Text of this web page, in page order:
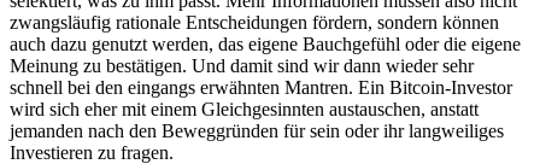
zwangsläufig rationale Entscheidungen fördern, sondern können
auch dazu genutzt werden, das eigene Bauchgefühl oder die eigene
Meinung zu bestätigen. Und damit sind wir dann wieder sehr
schnell bei den eingangs erwähnten Mantren. Ein Bitcoin-Investor
wird sich eher mit einem Gleichgesinnten austauschen, anstatt
jemanden nach den Beweggründen für sein oder ihr langweiliges
Investieren zu fragen.